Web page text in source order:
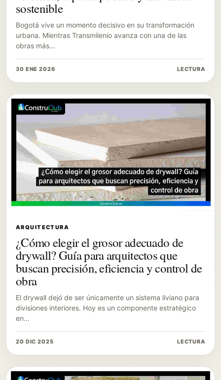
sostenible
Bogotá vive un momento decisivo en su transformación
urbana. Mientras Transmilenio avanza con una de las
obras más…
30 ENE 2026 LECTURA
ARQUITECTURA
¿Cómo elegir el grosor adecuado de
drywall? Guía para arquitectos que
buscan precisión, eficiencia y control de
obra
El drywall dejó de ser únicamente un sistema liviano para
divisiones interiores. Hoy es un componente estratégico
en…
20 DIC 2025 LECTURA